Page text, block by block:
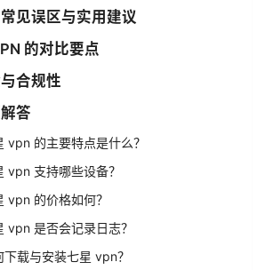
见误区与实用建议
的对比要点
合规性
答
vpn 的主要特点是什么？
vpn 支持哪些设备？
vpn 的价格如何？
vpn 是否会记录日志？
下载与安装七星 vpn？